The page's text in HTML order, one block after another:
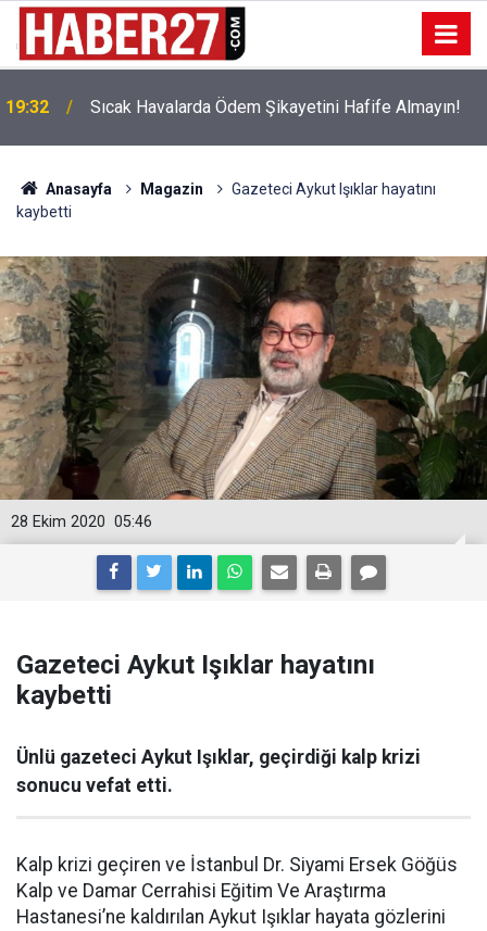
19:32 Sıcak Havalarda Ödem Şikayetini Hafife Almayın!
Anasayfa Magazin
Gazeteci Aykut Işıklar hayatını
kaybetti
05:46
28 Ekim 2020
Gazeteci Aykut Işıklar hayatını
kaybetti
Ünlü gazeteci Aykut Işıklar, geçirdiği kalp krizi
sonucu vefat etti.
Kalp krizi geçiren ve İstanbul Dr. Siyami Ersek Göğüs
Kalp ve Damar Cerrahisi Eğitim Ve Araştırma
Hastanesi’ne kaldırılan Aykut Işıklar hayata gözlerini